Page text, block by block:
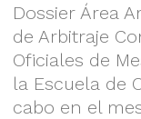
Dossier Área
de Arbitraje
Oficiales de
la Escuela de
cabo en el